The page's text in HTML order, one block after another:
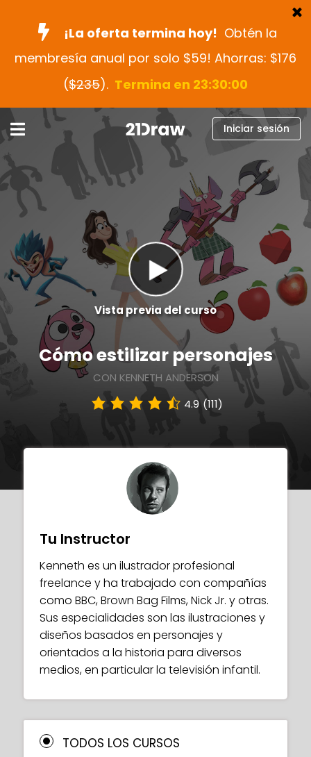
¡La oferta termina hoy! Obtén la
membresía anual por solo $59! Ahorras: $176
($235). Termina en 23:29:59
Cursos
Artistas
Ayuda
Blog
Sobre nosotros
Iniciar sesión
Español
Iniciar sesión
Vista previa del curso
Cómo estilizar personajes
CON KENNETH ANDERSON
4.9 (111)
Tu Instructor
Kenneth es un ilustrador profesional
freelance y ha trabajado con compañías
como BBC, Brown Bag Films, Nick Jr. y otras.
Sus especialidades son las ilustraciones y
diseños basados en personajes y
orientados a la historia para diversos
medios, en particular la televisión infantil.
TODOS LOS CURSOS